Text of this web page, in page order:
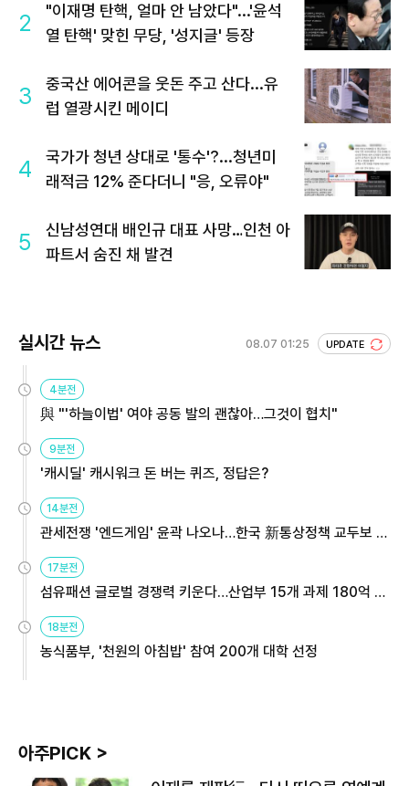
2
"이재명 탄핵, 얼마 안 남았다"...'윤석
열 탄핵' 맞힌 무당, '성지글' 등장
3
중국산 에어콘을 웃돈 주고 산다...유
럽 열광시킨 메이디
4
국가가 청년 상대로 '통수'?...청년미
래적금 12% 준다더니 "응, 오류야"
5
신남성연대 배인규 대표 사망…인천 아
파트서 숨진 채 발견
실시간 뉴스 08.07 01:25 UPDATE
4분전
與 "'하늘이법' 여야 공동 발의 괜찮아…그것이 협치"
9분전
'캐시딜' 캐시워크 돈 버는 퀴즈, 정답은?
14분전
관세전쟁 '엔드게임' 윤곽 나오나…한국 新통상정책 교두보 활
용해야
17분전
섬유패션 글로벌 경쟁력 키운다…산업부 15개 과제 180억 지
원
18분전
농식품부, '천원의 아침밥' 참여 200개 대학 선정
아주PICK >